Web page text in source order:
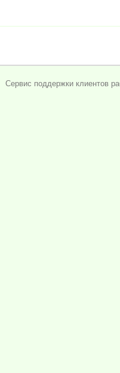
Сервис поддержки клиентов